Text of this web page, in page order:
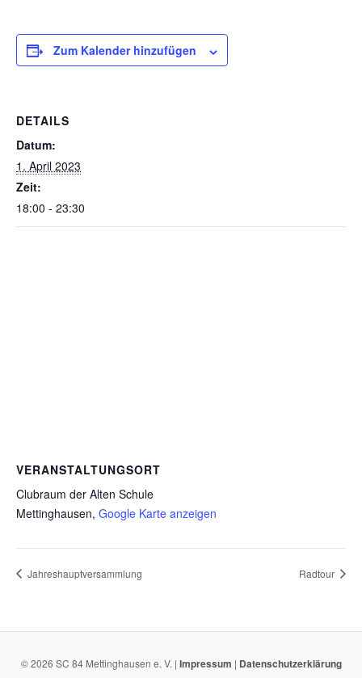
Zum Kalender hinzufügen
DETAILS
Datum:
1. April 2023
Zeit:
18:00 - 23:30
VERANSTALTUNGSORT
Clubraum der Alten Schule
Mettinghausen, Google Karte anzeigen
Jahreshauptversammlung Radtour
© 2026 SC 84 Mettinghausen e. V. | Impressum | Datenschutzerklärung